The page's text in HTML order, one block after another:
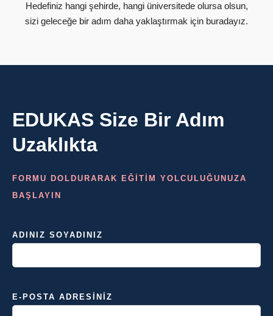
Hedefiniz hangi şehirde, hangi üniversitede olursa olsun,
sizi geleceğe bir adım daha yaklaştırmak için buradayız.
EDUKAS Size Bir Adım
Uzaklıkta
FORMU DOLDURARAK EĞİTİM YOLCULUĞUNUZA
BAŞLAYIN
ADINIZ SOYADINIZ
E-POSTA ADRESINIZ